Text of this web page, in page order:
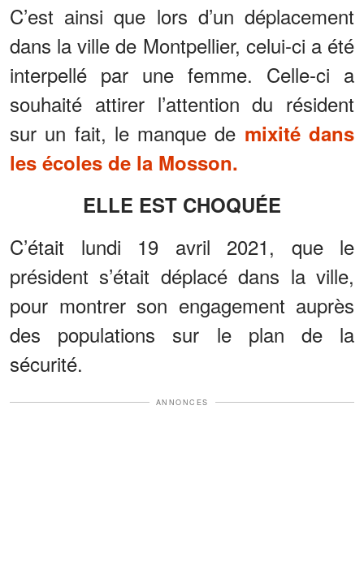
C’est ainsi que lors d’un déplacement
dans la ville de Montpellier, celui-ci a été
interpellé par une femme. Celle-ci a
souhaité attirer l’attention du résident
sur un fait, le manque de mixité dans
les écoles de la Mosson.
ELLE EST CHOQUÉE
C’était lundi 19 avril 2021, que le
président s’était déplacé dans la ville,
pour montrer son engagement auprès
des populations sur le plan de la
sécurité.
ANNONCES